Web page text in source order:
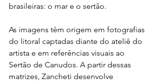
brasileiras: o mar e o sertão.
As imagens têm origem em fotografias
do litoral captadas diante do ateliê do
artista e em referências visuais ao
Sertão de Canudos. A partir dessas
matrizes, Zancheti desenvolve